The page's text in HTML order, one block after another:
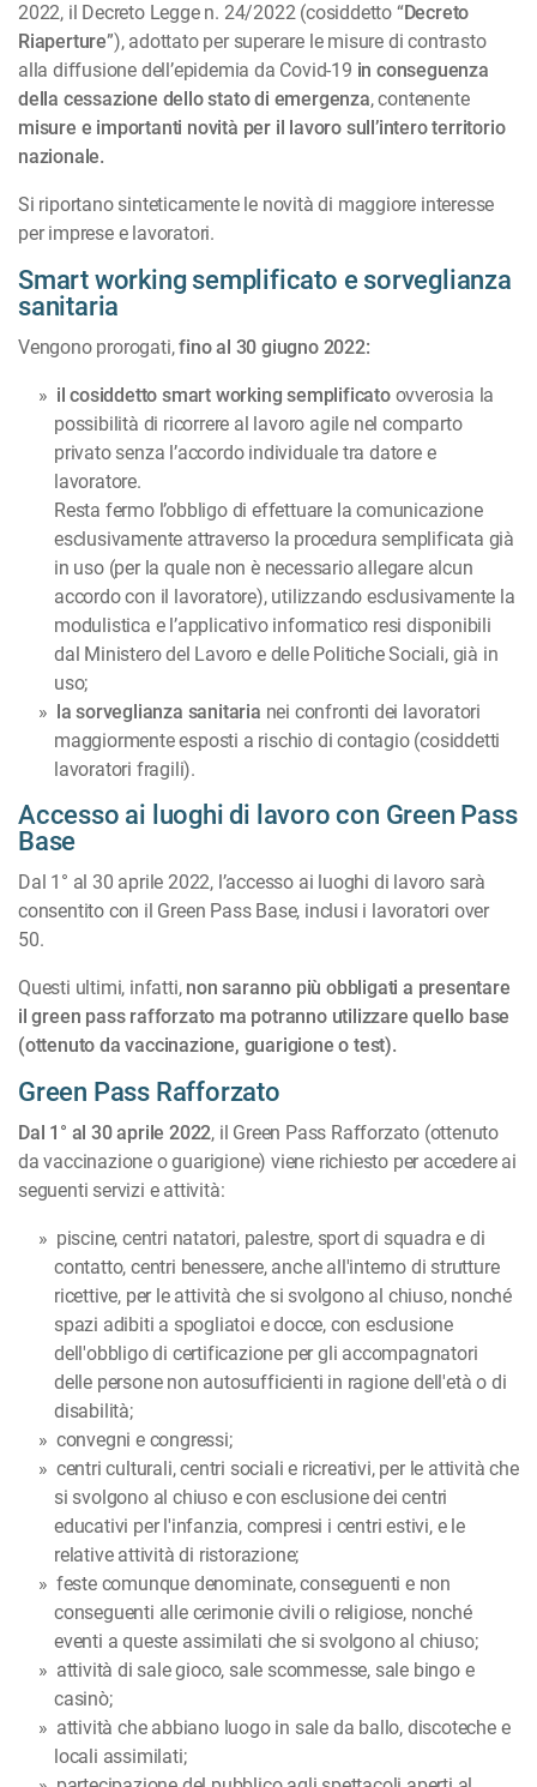
2022, il Decreto Legge n. 24/2022 (cosiddetto “Decreto
Riaperture”), adottato per superare le misure di contrasto
alla diffusione dell’epidemia da Covid-19 in conseguenza
della cessazione dello stato di emergenza, contenente
misure e importanti novità per il lavoro sull’intero territorio
nazionale.
Si riportano sinteticamente le novità di maggiore interesse
per imprese e lavoratori.
Smart working semplificato e sorveglianza
sanitaria
Vengono prorogati,fino al 30 giugno 2022:
il cosiddetto smart working semplificatoovverosia la
possibilità di ricorrere al lavoro agile nel comparto
privato senza l’accordo individuale tra datore e
lavoratore.
Resta fermo l’obbligo di effettuare la comunicazione
esclusivamente attraverso la procedura semplificata già
in uso (per la quale non è necessario allegare alcun
accordo con il lavoratore), utilizzando esclusivamente la
modulistica e l’applicativo informatico resi disponibili
dal Ministero del Lavoro e delle Politiche Sociali, già in
uso;
la sorveglianza sanitaria nei confronti dei lavoratori
maggiormente esposti a rischio di contagio (cosiddetti
lavoratori fragili).
Accesso ai luoghi di lavoro con Green Pass
Base
Dal 1° al 30 aprile 2022, l’accesso ai luoghi di lavoro sarà
consentito con il Green Pass Base, inclusi i lavoratori over
50.
Questi ultimi, infatti, non saranno più obbligati a presentare
il green pass rafforzato ma potranno utilizzare quello base
(ottenuto da vaccinazione, guarigione o test).
Green Pass Rafforzato
Dal 1° al 30 aprile 2022, il Green Pass Rafforzato (ottenuto
da vaccinazione o guarigione) viene richiesto per accedere ai
seguenti servizi e attività:
piscine, centri natatori, palestre, sport di squadra e di
contatto, centri benessere, anche all'interno di strutture
ricettive, per le attività che si svolgono al chiuso, nonché
spazi adibiti a spogliatoi e docce, con esclusione
dell'obbligo di certificazione per gli accompagnatori
delle persone non autosufficienti in ragione dell'età o di
disabilità;
convegni e congressi;
centri culturali, centri sociali e ricreativi, per le attività che
si svolgono al chiuso e con esclusione dei centri
educativi per l'infanzia, compresi i centri estivi, e le
relative attività di ristorazione;
feste comunque denominate, conseguenti e non
conseguenti alle cerimonie civili o religiose, nonché
eventi a queste assimilati che si svolgono al chiuso;
attività di sale gioco, sale scommesse, sale bingo e
casinò;
attività che abbiano luogo in sale da ballo, discoteche e
locali assimilati;